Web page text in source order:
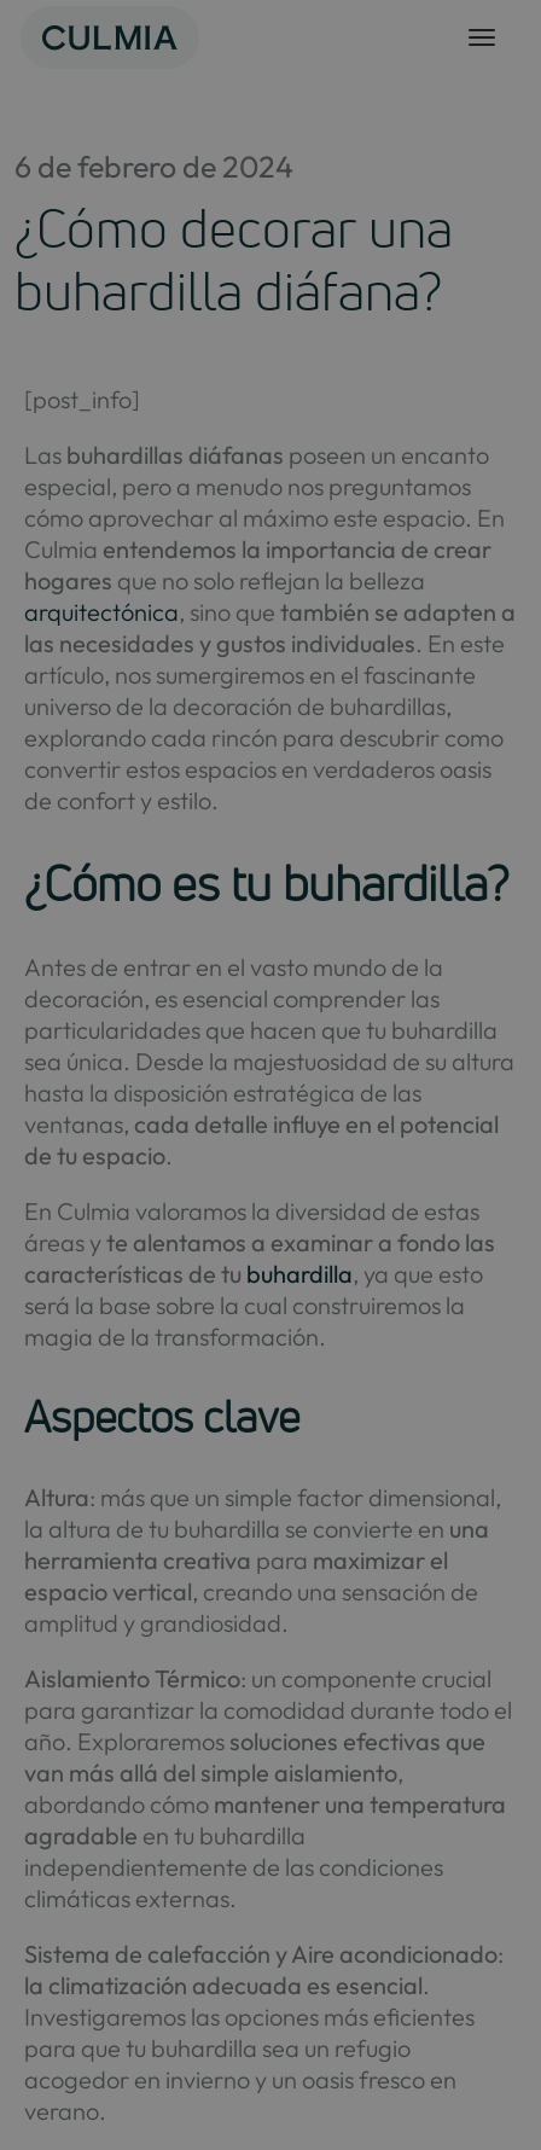
6 de febrero de 2024
¿Cómo decorar una
buhardilla diáfana?
[post_info]
Las buhardillas diáfanas poseen un encanto
especial, pero a menudo nos preguntamos
cómo aprovechar al máximo este espacio. En
Culmia entendemos la importancia de crear
hogares que no solo reflejan la belleza
arquitectónica, sino que también se adapten a
las necesidades y gustos individuales. En este
artículo, nos sumergiremos en el fascinante
universo de la decoración de buhardillas,
explorando cada rincón para descubrir como
convertir estos espacios en verdaderos oasis
de confort y estilo.
¿Cómo es tu buhardilla?
Antes de entrar en el vasto mundo de la
decoración, es esencial comprender las
particularidades que hacen que tu buhardilla
sea única. Desde la majestuosidad de su altura
hasta la disposición estratégica de las
ventanas, cada detalle influye en el potencial
de tu espacio.
En Culmia valoramos la diversidad de estas
áreas yte alentamos a examinar a fondo las
características de tu buhardilla, ya que esto
será la base sobre la cual construiremos la
magia de la transformación.
Aspectos clave
Altura: más que un simple factor dimensional,
la altura de tu buhardilla se convierte en una
herramienta creativa para maximizar el
espacio vertical, creando una sensación de
amplitud y grandiosidad.
Aislamiento Térmico: un componente crucial
para garantizar la comodidad durante todo el
año. Exploraremos soluciones efectivas que
van más allá del simple aislamiento,
abordando cómo mantener una temperatura
agradable en tu buhardilla
independientemente de las condiciones
climáticas externas.
Sistema de calefacción y Aire acondicionado:
la climatización adecuada es esencial.
Investigaremos las opciones más eficientes
para que tu buhardilla sea un refugio
acogedor en invierno y un oasis fresco en
verano.